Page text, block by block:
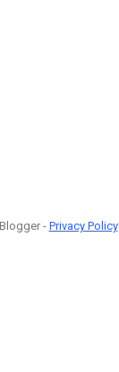
-Privacy Policy